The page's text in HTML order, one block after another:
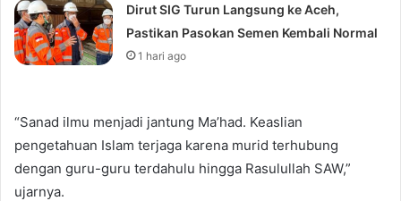
Dirut SIG Turun Langsung ke Aceh,
Pastikan Pasokan Semen Kembali Normal
1 hari ago
“Sanad ilmu menjadi jantung Ma’had. Keaslian
pengetahuan Islam terjaga karena murid terhubung
dengan guru-guru terdahulu hingga Rasulullah SAW,”
ujarnya.